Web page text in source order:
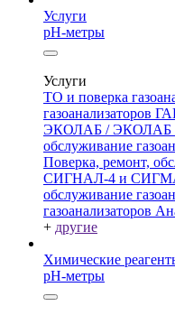
Услуги
pH-метры
Услуги
ТО и поверка
газоанализаторов
ЭКОЛАБ / ЭКОЛАБ
обслуживание
Поверка, ремонт,
СИГНАЛ-4 и
обслуживание
газоанализаторов
+ другие
Химические
pH-метры